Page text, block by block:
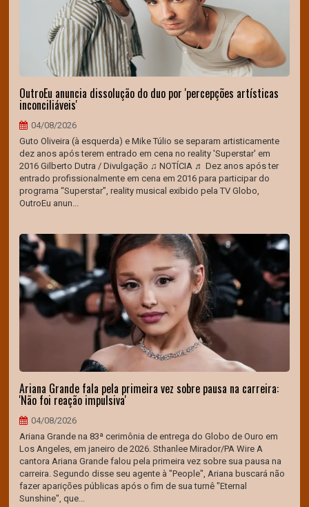
OutroEu anuncia dissolução do duo por 'percepções artísticas
inconciliáveis'
04/08/2026
Guto Oliveira (à esquerda) e Mike Túlio se separam artisticamente
dez anos após terem entrado em cena no reality 'Superstar' em
2016 Gilberto Dutra / Divulgação ♫ NOTÍCIA ♬ Dez anos após ter
entrado profissionalmente em cena em 2016 para participar do
programa “Superstar”, reality musical exibido pela TV Globo,
OutroEu anun...
Ariana Grande fala pela primeira vez sobre pausa na carreira:
'Não foi reação impulsiva'
04/08/2026
Ariana Grande na 83ª cerimônia de entrega do Globo de Ouro em
Los Angeles, em janeiro de 2026. Sthanlee Mirador/PA Wire A
cantora Ariana Grande falou pela primeira vez sobre sua pausa na
carreira. Segundo disse seu agente à "People", Ariana buscará não
fazer aparições públicas após o fim de sua turnê "Eternal
Sunshine", que...